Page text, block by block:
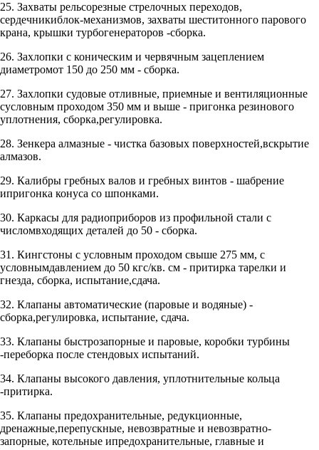
25. Захваты рельсорезные стрелочных переходов,
сердечникиблок-механизмов, захваты шеститонного парового
крана, крышки турбогенераторов -сборка.
26. Захлопки с коническим и червячным зацеплением
диаметромот 150 до 250 мм - сборка.
27. Захлопки судовые отливные, приемные и вентиляционные
сусловным проходом 350 мм и выше - пригонка резинового
уплотнения, сборка,регулировка.
28. Зенкера алмазные - чистка базовых поверхностей,вскрытие
алмазов.
29. Калибры гребных валов и гребных винтов - шабрение
ипригонка конуса со шпонками.
30. Каркасы для радиоприборов из профильной стали с
числомвходящих деталей до 50 - сборка.
31. Кингстоны с условным проходом свыше 275 мм, с
условнымдавлением до 50 кгс/кв. см - притирка тарелки и
гнезда, сборка, испытание,сдача.
32. Клапаны автоматические (паровые и водяные) -
сборка,регулировка, испытание, сдача.
33. Клапаны быстрозапорные и паровые, коробки турбины
-переборка после стендовых испытаний.
34. Клапаны высокого давления, уплотнительные кольца
-притирка.
35. Клапаны предохранительные, редукционные,
дренажные,перепускные, невозвратные и невозвратно-
запорные, котельные ипредохранительные, главные и